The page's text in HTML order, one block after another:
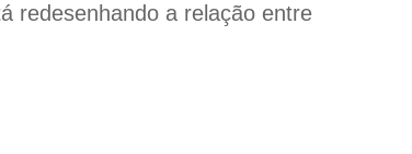
redesenhando a relação entre